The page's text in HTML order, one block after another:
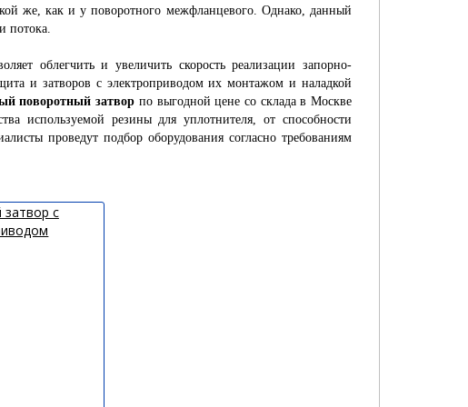
же, как и у поворотного межфланцевого. Однако, данный
потока.
облегчить и увеличить скорость реализации запорно-
и затворов с электроприводом их монтажом и наладкой
поворотный затвор по выгодной цене со склада в Москве
используемой резины для уплотнителя, от способности
проведут подбор оборудования согласно требованиям